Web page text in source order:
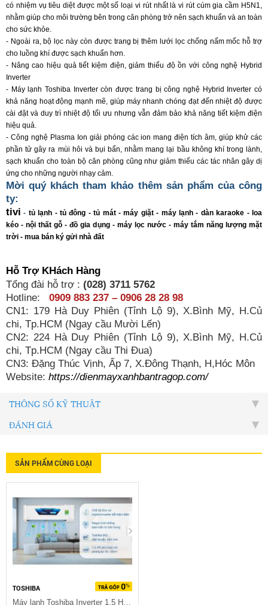
có nhiệm vụ tiêu diệt được một số loại vi rút nhất là vi rút cúm gia cầm H5N1,
nhằm giúp cho môi trường bên trong căn phòng trở nên sạch khuẩn và an toàn
cho sức khỏe.
- Ngoài ra, bộ lọc này còn được trang bị thêm lưới lọc chống nấm mốc hỗ trợ
cho luồng khí được sạch khuẩn hơn.
- Nâng cao hiệu quả tiết kiệm điện, giảm thiểu độ ồn với công nghệ Hybrid
Inverter
- Máy lạnh Toshiba Inverter còn được trang bị công nghệ Hybrid Inverter có
khả năng hoạt động mạnh mẽ, giúp máy nhanh chóng đạt đến nhiệt độ được
cài đặt và duy trì nhiệt độ tối ưu nhưng vẫn đảm bảo khả năng tiết kiệm điện
hiệu quả.
- Công nghệ Plasma Ion giải phóng các ion mang điện tích âm, giúp khử các
phần tử gây ra mùi hôi và bụi bẩn, nhằm mang lại bầu không khí trong lành,
sạch khuẩn cho toàn bộ căn phòng cũng như giảm thiểu các tác nhân gây dị
ứng cho những người nhạy cảm.
Mời quý khách tham khảo thêm sản phẩm của công
ty:
tivi - tủlạnh -tủ đông -tủ mát-máy giặt- máy lạnh - dàn karaoke -loa
kéo -nội thất gỗ -đồ gia dụng- máy lọc nước- máy tắm năng lượng mặt
trời - mua bán ký gửi nhà đất
Hỗ Trợ KHách Hàng
Tổng đài hỗ trợ : (028) 3711 5762
Hotline: 0909 883 237 – 0906 28 28 98
CN1: 179 Hà Duy Phiên (Tỉnh Lộ 9), X.Bình Mỹ, H.Củ
chi, Tp.HCM (Ngay cầu Mười Lến)
CN2: 224 Hà Duy Phiên (Tỉnh Lộ 9), X.Bình Mỹ, H.Củ
chi, Tp.HCM (Ngay cầu Thi Đua)
CN3: Đặng Thúc Vịnh, Ấp 7, X.Đông Thạnh, H,Hóc Môn
Website: https://dienmayxanhbantragop.com/
THÔNG SỐ KỸ THUẬT
ĐÁNH GIÁ
SẢN PHẨM CÙNG LOẠI
TOSHIBA